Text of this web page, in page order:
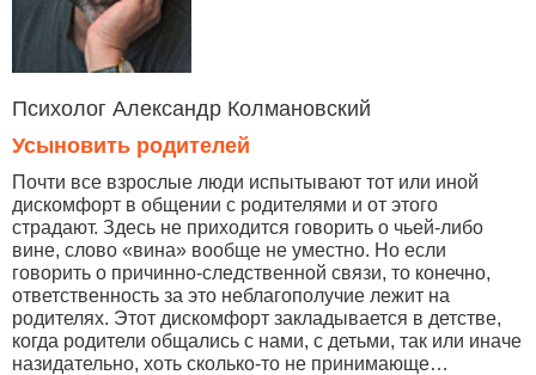
Психолог Александр Колмановский
Усыновить родителей
Почти все взрослые люди испытывают тот или иной
дискомфорт в общении с родителями и от этого
страдают. Здесь не приходится говорить о чьей-либо
вине, слово «вина» вообще не уместно. Но если
говорить о причинно-следственной связи, то конечно,
ответственность за это неблагополучие лежит на
родителях. Этот дискомфорт закладывается в детстве,
когда родители общались с нами, с детьми, так или иначе
назидательно, хоть сколько-то не принимающе…